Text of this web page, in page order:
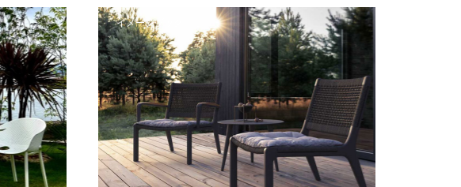
イメージブック